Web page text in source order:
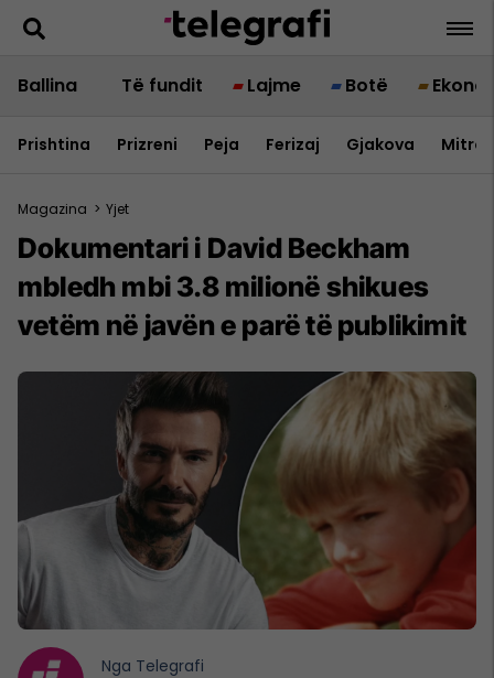
Ballina Të fundit Lajme Botë
Prishtina Prizreni Peja Ferizaj Gjakova
Magazina > Yjet
Dokumentari i David Beckham
mbledh mbi 3.8 milionë shikues
vetëm në javën e parë të publikimit
Nga Telegrafi